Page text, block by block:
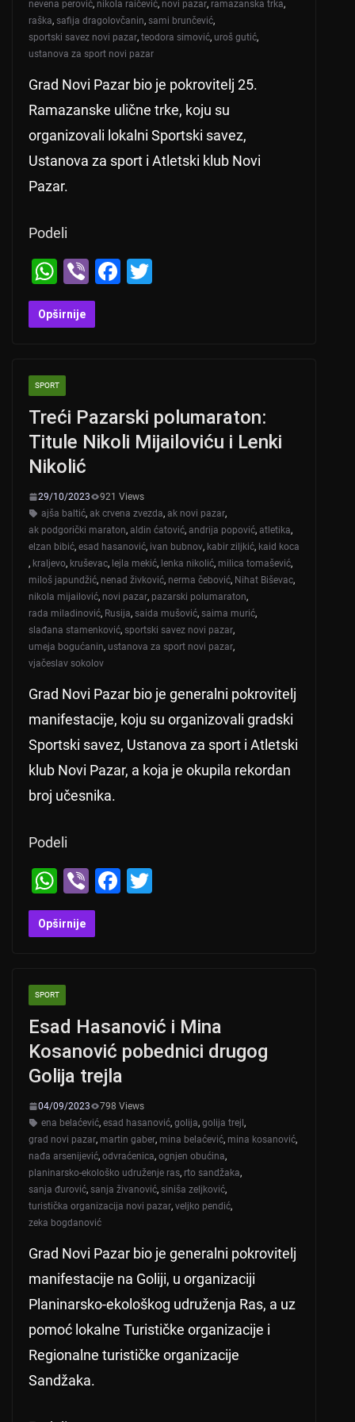
nevena perović, nikola raičević, novi pazar, ramazanska trka,
raška, safija dragolovčanin, sami brunčević,
sportski savez novi pazar, teodora simović, uroš gutić,
ustanova za sport novi pazar
Grad Novi Pazar bio je pokrovitelj 25.
Ramazanske ulične trke, koju su
organizovali lokalni Sportski savez,
Ustanova za sport i Atletski klub Novi
Pazar.
Podeli
W
h
at
A
p
p
Vi
b
er
F
o
k
Opširnije
SPORT
Treći Pazarski polumaraton:
Titule Nikoli Mijailoviću i Lenki
Nikolić
29/10/2023
921 Views
ajša baltić, ak crvena zvezda, ak novi pazar,
ak podgorički maraton, aldin ćatović, andrija popović, atletika,
elzan bibić, esad hasanović, ivan bubnov, kabir ziljkić, kaid koca
, kraljevo, kruševac, lejla mekić, lenka nikolić, milica tomašević,
miloš japundžić, nenad živković, nerma čebović, Nihat Biševac,
nikola mijailović, novi pazar, pazarski polumaraton,
rada miladinović, Rusija, saida mušović, saima murić,
slađana stamenković, sportski savez novi pazar,
umeja bogućanin, ustanova za sport novi pazar,
vjačeslav sokolov
Grad Novi Pazar bio je generalni pokrovitelj
manifestacije, koju su organizovali gradski
Sportski savez, Ustanova za sport i Atletski
klub Novi Pazar, a koja je okupila rekordan
broj učesnika.
Podeli
W
h
at
A
p
p
Vi
b
er
F
o
k
Opširnije
SPORT
Esad Hasanović i Mina
Kosanović pobednici drugog
Golija trejla
04/09/2023
798 Views
ena belaćević, esad hasanović, golija, golija trejl,
grad novi pazar, martin gaber, mina belaćević, mina kosanović,
nađa arsenijević, odvraćenica, ognjen obućina,
planinarsko-ekološko udruženje ras, rto sandžaka,
sanja đurović, sanja živanović, siniša zeljković,
turistička organizacija novi pazar, veljko pendić,
zeka bogdanović
Grad Novi Pazar bio je generalni pokrovitelj
manifestacije na Goliji, u organizaciji
Planinarsko-ekološkog udruženja Ras, a uz
pomoć lokalne Turističke organizacije i
Regionalne turističke organizacije
Sandžaka.